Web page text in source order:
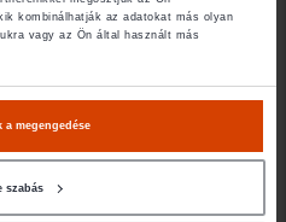
kombinálhatják az adatokat más olyan
vagy az Ön által használt más
a megengedése
szabás